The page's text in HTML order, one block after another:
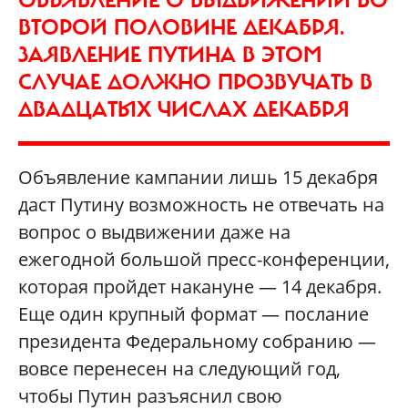
ВТОРОЙ ПОЛОВИНЕ ДЕКАБРЯ.
ЗАЯВЛЕНИЕ ПУТИНА В ЭТОМ
СЛУЧАЕ ДОЛЖНО ПРОЗВУЧАТЬ В
ДВАДЦАТЫХ ЧИСЛАХ ДЕКАБРЯ
Объявление кампании лишь 15 декабря
даст Путину возможность не отвечать на
вопрос о выдвижении даже на
ежегодной большой пресс-конференции,
которая пройдет накануне — 14 декабря.
Еще один крупный формат — послание
президента Федеральному собранию —
вовсе перенесен на следующий год,
чтобы Путин разъяснил свою